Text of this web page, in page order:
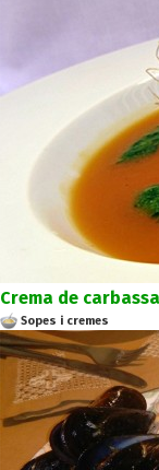
Crema de
Sopes i cremes